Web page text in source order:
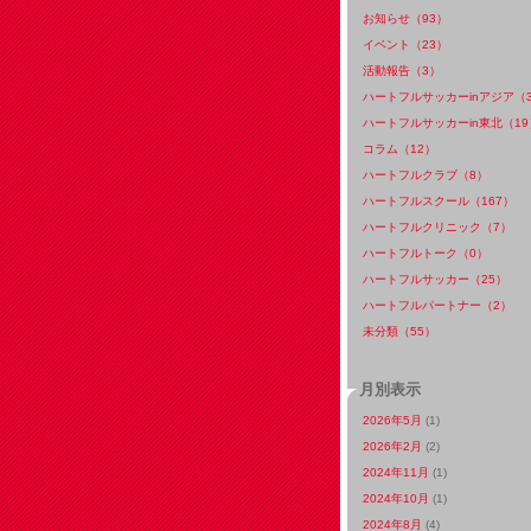
お知らせ（93）
イベント（23）
活動報告（3）
ハートフルサッカーinアジア（
ハートフルサッカーin東北（19
コラム（12）
ハートフルクラブ（8）
ハートフルスクール（167）
ハートフルクリニック（7）
ハートフルトーク（0）
ハートフルサッカー（25）
ハートフルパートナー（2）
未分類（55）
月別表示
2026年5月 (1)
2026年2月 (2)
2024年11月 (1)
2024年10月 (1)
2024年8月 (4)